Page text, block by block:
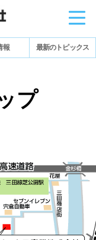
報 最新のトピックス
プ